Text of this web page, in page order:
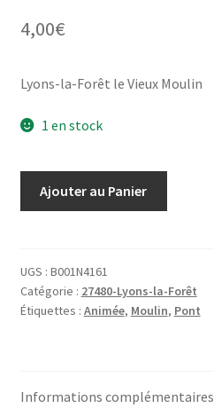
4,00€
Lyons-la-Forêt le Vieux Moulin
1 en stock
Forêt
le
Vieux
Ajouter au Panier
UGS : B001N4161
Catégorie : 27480-Lyons-la-Forêt
Étiquettes : Animée, Moulin, Pont
Informations complémentaires